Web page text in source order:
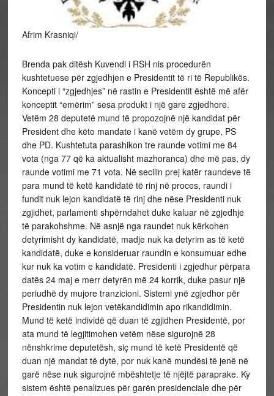
Afrim Krasniqi/
Brenda pak ditësh Kuvendi i RSH nis procedurën
kushtetuese për zgjedhjen e Presidentit të ri të Republikës.
Koncepti i “zgjedhjes” në rastin e Presidentit është më afër
konceptit “emërim” sesa produkt i një gare zgjedhore.
Vetëm 28 deputetë mund të propozojnë një kandidat për
President dhe këto mandate i kanë vetëm dy grupe, PS
dhe PD. Kushtetuta parashikon tre raunde votimi me 84
vota (nga 77 që ka aktualisht mazhoranca) dhe më pas, dy
raunde votimi me 71 vota. Në secilin prej katër raundeve të
para mund të ketë kandidatë të rinj në proces, raundi i
fundit nuk lejon kandidatë të rinj dhe nëse Presidenti nuk
zgjidhet, parlamenti shpërndahet duke kaluar në zgjedhje
të parakohshme. Në asnjë nga raundet nuk kërkohen
detyrimisht dy kandidatë, madje nuk ka detyrim as të ketë
kandidatë, duke e konsideruar raundin e konsumuar edhe
kur nuk ka votim e kandidatë. Presidenti i zgjedhur përpara
datës 24 maj e merr detyrën më 24 korrik, duke pasur një
periudhë dy mujore tranzicioni. Sistemi ynë zgjedhor për
Presidentin nuk lejon vetëkandidimin apo rikandidimin.
Mund të ketë individë që duan të zgjidhen Presidentë, por
ata mund të legjitimohen vetëm nëse sigurojnë 28
nënshkrime deputetësh, siç mund të ketë Presidentë që
duan një mandat të dytë, por nuk kanë mundësi të jenë në
garë nëse nuk sigurojnë mbështetje të njëjtë paraprake. Ky
sistem është penalizues për garën presidenciale dhe për